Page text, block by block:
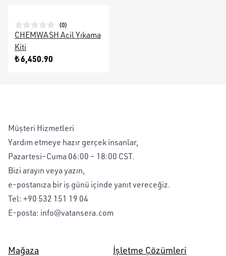
(0)
CHEMWASH Acil Yıkama
Kiti
₺ 6,450.90
Müşteri Hizmetleri
Yardım etmeye hazır gerçek insanlar,
Pazartesi–Cuma 06:00 – 18:00 CST.
Bizi arayın veya yazın,
e-postanıza bir iş günü içinde yanıt vereceğiz.
Tel: +90 532 151 19 04
E-posta: info@vatansera.com
Mağaza İşletme Çözümleri